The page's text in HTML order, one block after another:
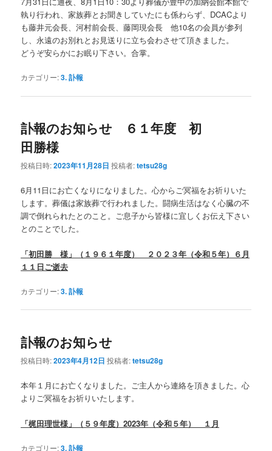
執り行われ、家族葬とお聞きしていたにも係わらず、DCACより
も藤井元会長、河村前会長、藤岡現会長 他10名の会員が参列
し、永遠のお別れとお見送りに立ち会わさせて頂きました。
どうぞ安らかにお眠り下さい。合掌。
カテゴリー:3. 訃報
訃報のお知らせ ６１年度 初
田勝様
投稿日時:2023年11月28日 投稿者:tetsu28g
6月11日にお亡くなりになりました。心からご冥福をお祈りいた
します。葬儀は家族葬で行われました。闘病生活はなく心臓の不
調で倒れられたとのこと。ご息子から皆様に宜しくお伝え下さい
とのことでした。
「初田勝 様」（１９６１年度） ２０２３年（令和５年）６月
１１日ご逝去
カテゴリー:3. 訃報
訃報のお知らせ
投稿日時:2023年4月12日 投稿者:tetsu28g
本年１月にお亡くなりました。ご主人から連絡を頂きました。心
よりご冥福をお祈りいたします。
「梶田理世様」（５９年度）2023年（令和５年） １月
カテゴリー:3. 訃報